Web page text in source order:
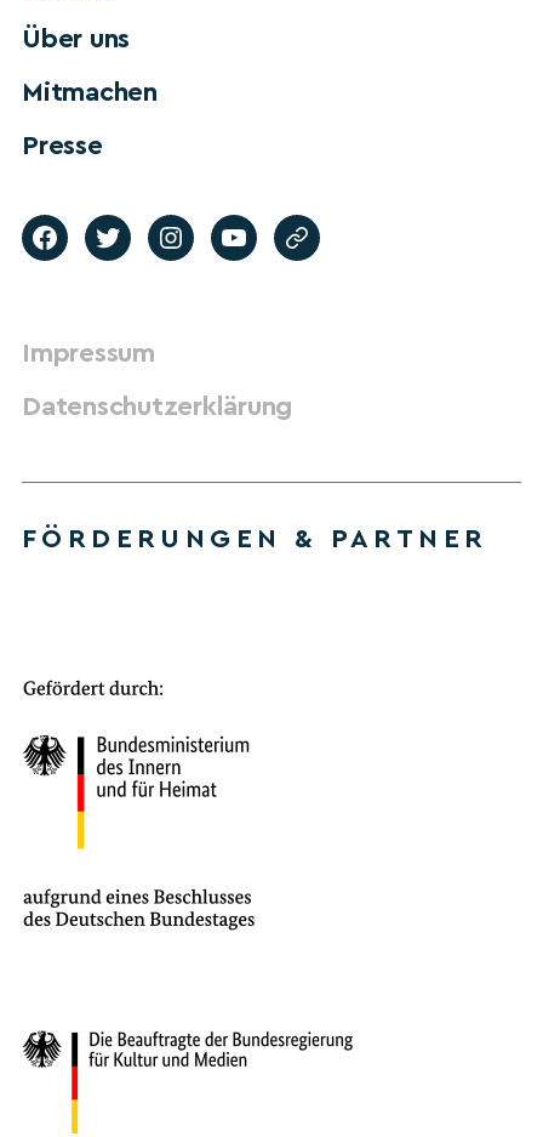
Über uns
Mitmachen
Presse
Impressum
Datenschutzerklärung
FÖRDERUNGEN & PARTNER